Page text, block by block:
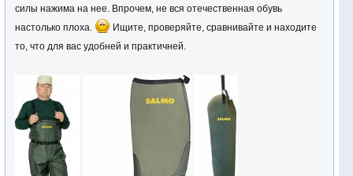
силы нажима на нее. Впрочем, не вся отечественная обувь
настолько плоха.
Ищите, проверяйте, сравнивайте и находите
то, что для вас удобней и практичней.